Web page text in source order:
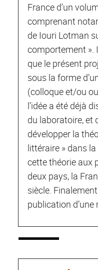
France d’un
comprenant
de Iouri Lotman
comportement ».
que le présent
sous la forme
(colloque et/ou
l’idée a été déjà
du laboratoire, et
développer la
littéraire » dans
cette théorie aux
deux pays, la
siècle.
publication